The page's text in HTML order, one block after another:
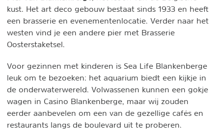
kust. Het art deco gebouw bestaat sinds 1933 en heeft
een brasserie en evenementenlocatie. Verder naar het
westen vind je een andere pier met Brasserie
Oosterstaketsel.
Voor gezinnen met kinderen is Sea Life Blankenberge
leuk om te bezoeken: het aquarium biedt een kijkje in
de onderwaterwereld. Volwassenen kunnen een gokje
wagen in Casino Blankenberge, maar wij zouden
eerder aanbevelen om een van de gezellige cafés en
restaurants langs de boulevard uit te proberen.